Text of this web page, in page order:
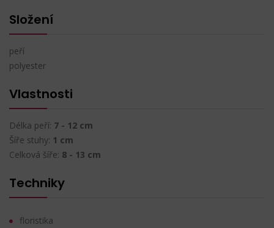
Složení
peří
polyester
Vlastnosti
Délka peří: 7 - 12 cm
Šíře stuhy: 1 cm
Celková šíře: 8 - 13 cm
Techniky
floristika